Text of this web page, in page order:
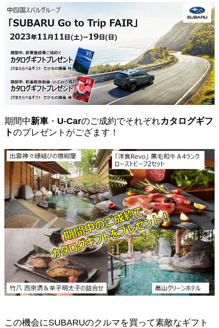
期間中新車・ U-Carのご成約でそれぞれカタログギフ
トのプレゼントがござます！
この機会にSUBARUのクルマを買って素敵なギフト